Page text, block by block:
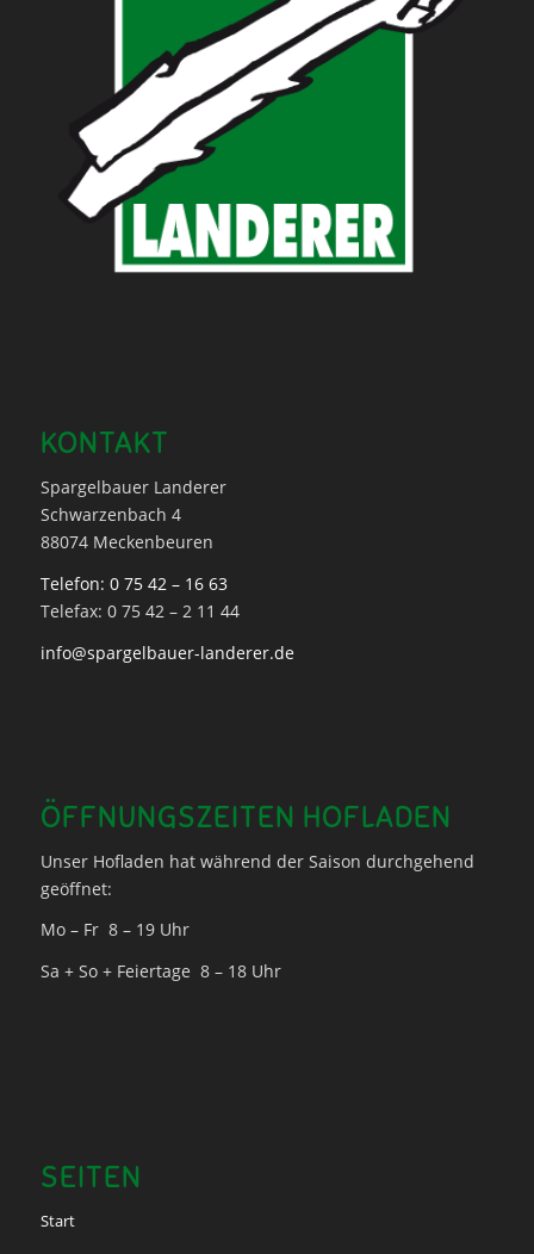
KONTAKT
Spargelbauer Landerer
Schwarzenbach 4
88074 Meckenbeuren
Telefon: 0 75 42 – 16 63
Telefax: 0 75 42 – 2 11 44
info@spargelbauer-landerer.de
ÖFFNUNGSZEITEN HOFLADEN
Unser Hofladen hat während der Saison durchgehend
geöffnet:
Mo – Fr 8 – 19 Uhr
Sa + So + Feiertage 8 – 18 Uhr
SEITEN
Start